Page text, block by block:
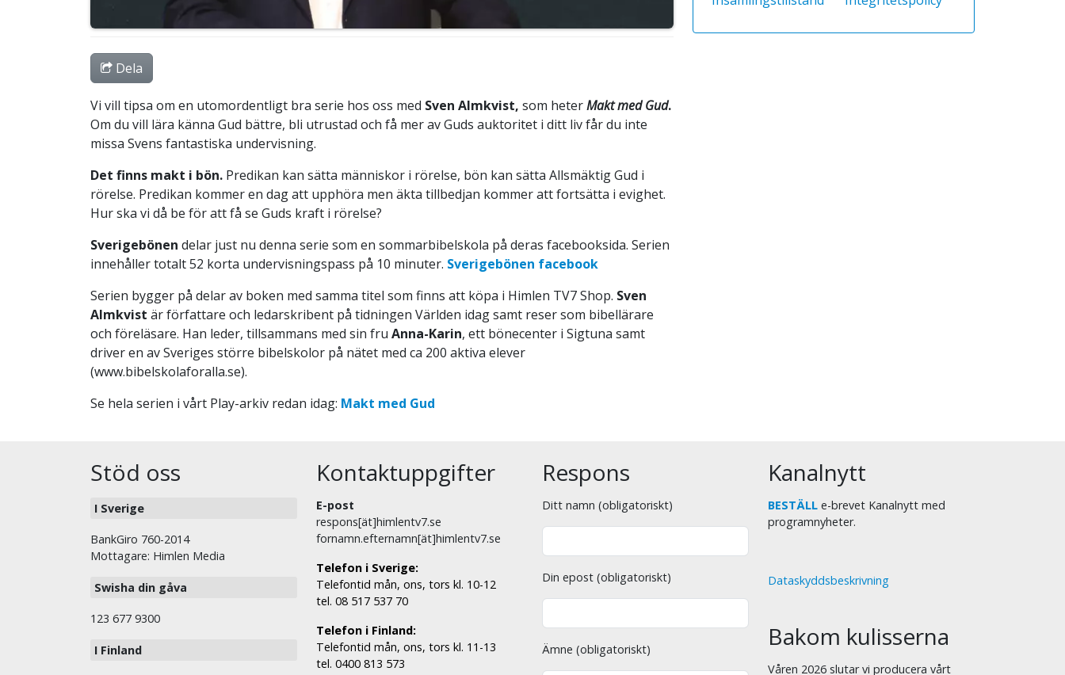
Dela
Vi vill tipsa om en utomordentligt bra serie hos oss med Sven Almkvist, som heterMakt med Gud.
Om du vill lära känna Gud bättre, bli utrustad och få mer av Guds auktoritet i ditt liv får du inte
missa Svens fantastiska undervisning.
Det finns makt i bön. Predikan kan sätta människor i rörelse, bön kan sätta Allsmäktig Gud i
rörelse. Predikan kommer en dag att upphöra men äkta tillbedjan kommer att fortsätta i evighet.
Hur ska vi då be för att få se Guds kraft i rörelse?
Sverigebönen delar just nu denna serie som en sommarbibelskola på deras facebooksida. Serien
innehåller totalt 52 korta undervisningspass på 10 minuter. Sverigebönen facebook
Serien bygger på delar av boken med samma titel som finns att köpa i Himlen TV7 Shop. Sven
Almkvist är författare och ledarskribent på tidningen Världen idag samt reser som bibellärare
och föreläsare. Han leder, tillsammans med sin fru Anna-Karin, ett bönecenter i Sigtuna samt
driver en av Sveriges större bibelskolor på nätet med ca 200 aktiva elever
(www.bibelskolaforalla.se).
Se hela serien i vårt Play-arkiv redan idag: Makt med Gud
Stöd oss
I Sverige
BankGiro 760-2014
Mottagare: Himlen Media
Swisha din gåva
123 677 9300
I Finland
Kontaktuppgifter
E-post
respons[ät]himlentv7.se
fornamn.efternamn[ät]himlentv7.se
Telefon i Sverige:
Telefontid mån, ons, tors kl. 10-12
tel. 08 517 537 70
Telefon i Finland:
Telefontid mån, ons, tors kl. 11-13
tel. 0400 813 573
Respons
Ditt namn (obligatoriskt)
Din epost (obligatoriskt)
Ämne (obligatoriskt)
Kanalnytt
BESTÄLL e-brevet Kanalnytt med
programnyheter.
Dataskyddsbeskrivning
Bakom kulisserna
Våren 2026 slutar vi producera vårt